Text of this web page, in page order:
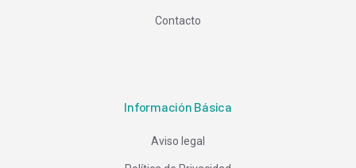
Contacto
Información Básica
Aviso legal